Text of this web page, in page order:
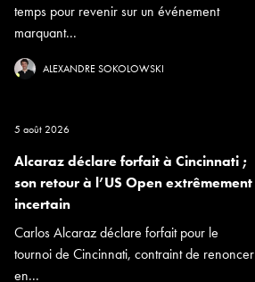
temps pour revenir sur un événement
marquant...
ALEXANDRE SOKOLOWSKI
5 août 2026
Alcaraz déclare forfait à Cincinnati ;
son retour à l’US Open extrêmement
incertain
Carlos Alcaraz déclare forfait pour le
tournoi de Cincinnati, contraint de renoncer
en...